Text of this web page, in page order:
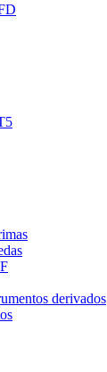
derivados